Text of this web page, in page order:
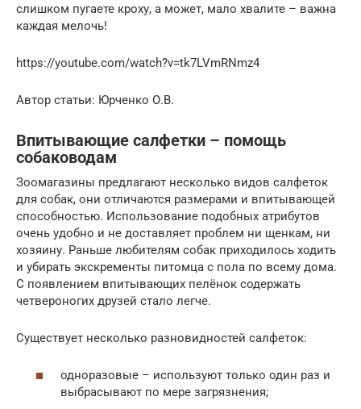
слишком пугаете кроху, а может, мало хвалите – важна
каждая мелочь!
https://youtube.com/watch?v=tk7LVmRNmz4
Автор статьи: Юрченко О.В.
Впитывающие салфетки – помощь
собаководам
Зоомагазины предлагают несколько видов салфеток
для собак, они отличаются размерами и впитывающей
способностью. Использование подобных атрибутов
очень удобно и не доставляет проблем ни щенкам, ни
хозяину. Раньше любителям собак приходилось ходить
и убирать экскременты питомца с пола по всему дома.
С появлением впитывающих пелёнок содержать
четвероногих друзей стало легче.
Существует несколько разновидностей салфеток:
одноразовые – используют только один раз и
выбрасывают по мере загрязнения;